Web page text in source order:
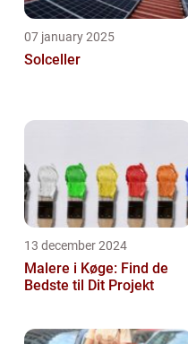
07 january 2025
Solceller
13 december 2024
Malere i Køge: Find de
Bedste til Dit Projekt